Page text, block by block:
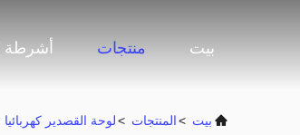
بيت منتجات أشرطة
بيت >المنتجات >لوحة القصدير كهربائيا